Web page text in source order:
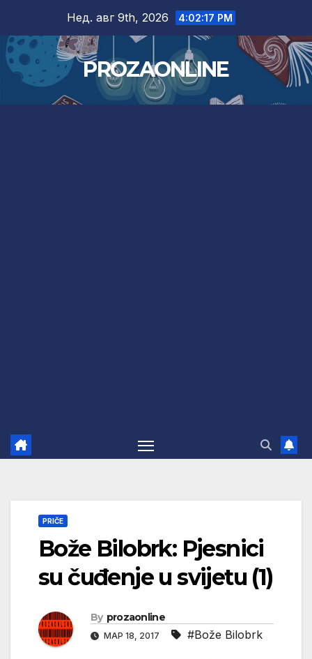
content
Нед. авг 9th, 2026 4:02:18 PM
PROZAONLINE
PRIČE
Bože Bilobrk: Pjesnici
su čuđenje u svijetu (1)
By prozaonline
МАР 18, 2017 #Bože Bilobrk